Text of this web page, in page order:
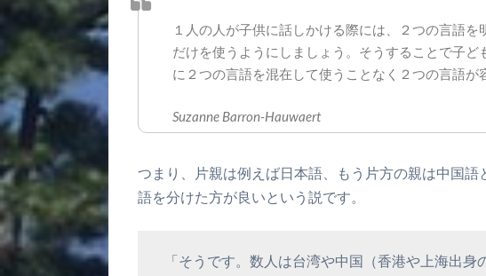
１人の人が子供に話しかける際には、２つの言語
だけを使うようにしましょう。そうすることで子ど
に２つの言語を混在して使うことなく２つの言語が
Suzanne Barron-Hauwaert
つまり、片親は例えば日本語、もう片方の親は中国
語を分けた方が良いという説です。
「そうです。数人は台湾や中国（香港や上海出